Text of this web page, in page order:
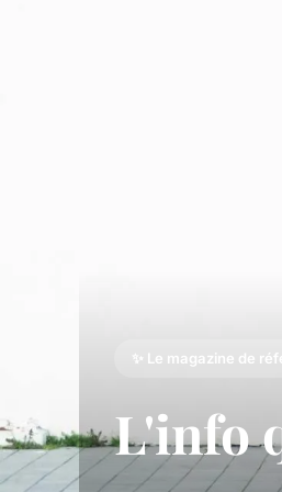
✨ Le magazine de
L'info